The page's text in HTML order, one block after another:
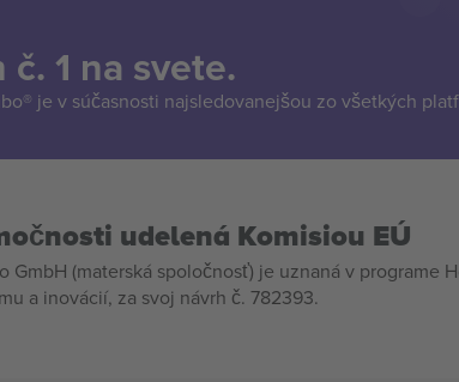
č. 1 na svete.
je v súčasnosti najsledovanejšou zo všetkých
udelená Komisiou EÚ
GmbH (materská spoločnosť) je uznaná v programe
a inovácií, za svoj návrh č. 782393.